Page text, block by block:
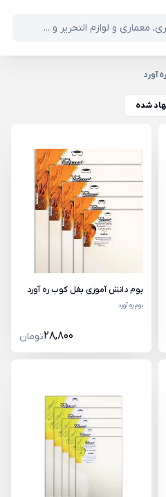
آورد
شده
بوم دانش آموزی بغل کوب ره آورد
بوم ره آورد
28,800تومان